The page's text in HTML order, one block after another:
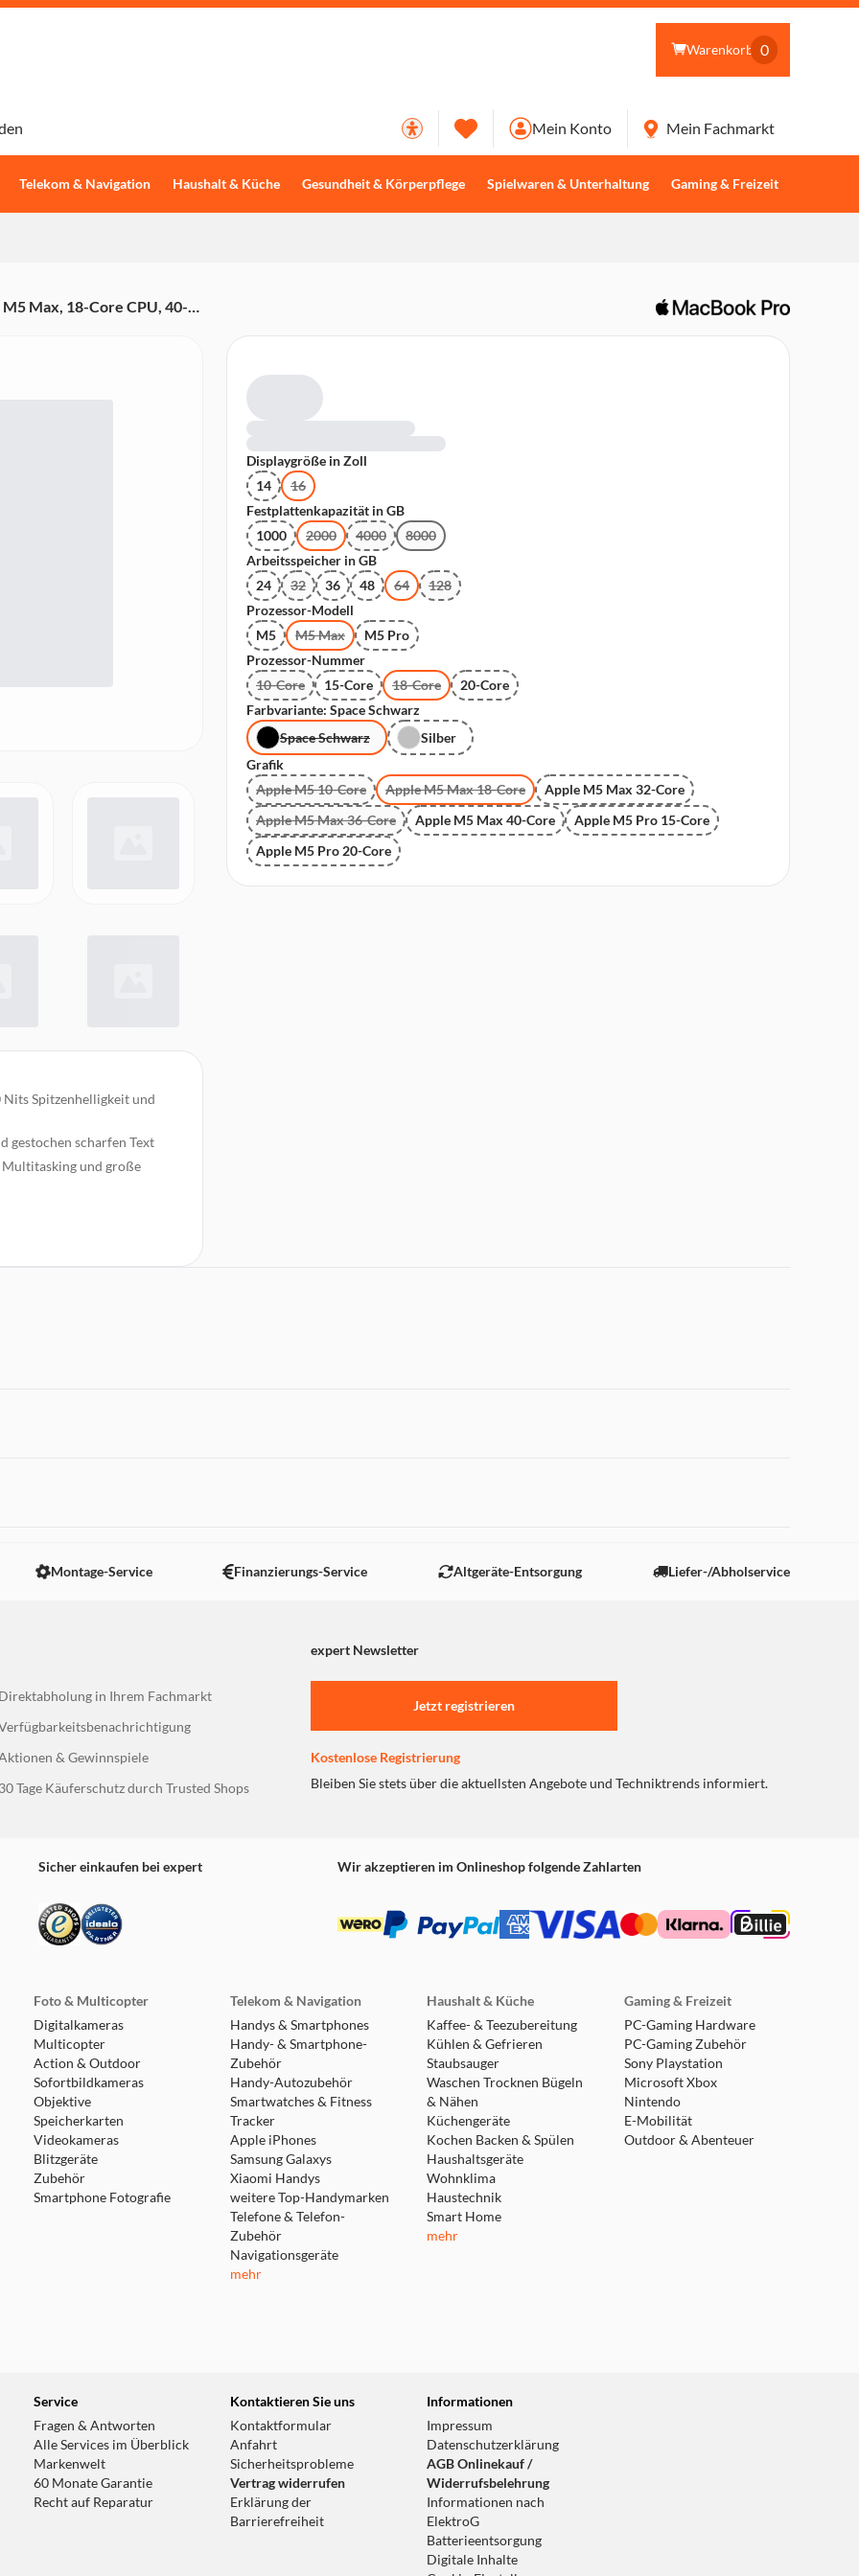
Warenkorb 0
Telekom & Navigation Haushalt & Küche Gesundheit & Körperpflege Spielwaren & Unterhaltung Gaming & Freizeit
Mein Konto Mein Fachmarkt
Max, 18-Core CPU, 40-
Spitzenhelligkeit und
gestochen scharfen Text
Multitasking und große
Anwendungen
CPU, GPU und Neural
Workflows
Displaygröße in Zoll
14
16
Festplattenkapazität in GB
1000
2000 4000
8000
Arbeitsspeicher in GB
24
32 36 48 64
128
Prozessor-Modell
M5
M5 Max
M5 Pro
Prozessor-Nummer
10-Core
15-Core 18-Core
20-Core
Farbvariante: Space Schwarz
Space Schwarz
Silber
Grafik
Apple M5 10-Core
Apple M5 Max 18-Core
Apple M5 Max 32-Core
Apple M5 Max 36-Core
Apple M5 Max 40-Core
Apple M5 Pro 15-Core
Apple M5 Pro 20-Core
Montage-Service Finanzierungs-Service Altgeräte-Entsorgung Liefer-/Abholservice
expert Newsletter
Direktabholung in Ihrem Fachmarkt
& Gewinnspiele
30 Tage Käuferschutz durch Trusted Shops
Jetzt registrieren
Kostenlose Registrierung
Bleiben Sie stets über die aktuellsten Angebote und Techniktrends informiert.
Sicher einkaufen bei expert Wir akzeptieren im Onlineshop folgende Zahlarten
Foto & Multicopter
Digitalkameras
Multicopter
Action & Outdoor
Sofortbildkameras
Objektive
Speicherkarten
Videokameras
Blitzgeräte
Zubehör
Smartphone Fotografie
Telekom & Navigation
Handys & Smartphones
Handy- & Smartphone-
Zubehör
Handy-Autozubehör
Smartwatches & Fitness
Tracker
Apple iPhones
Samsung Galaxys
Xiaomi Handys
weitere Top-Handymarken
Telefone & Telefon-
Zubehör
Navigationsgeräte
mehr
Haushalt & Küche
Kaffee- & Teezubereitung
Kühlen & Gefrieren
Staubsauger
Waschen Trocknen Bügeln
& Nähen
Küchengeräte
Kochen Backen & Spülen
Haushaltsgeräte
Wohnklima
Haustechnik
Smart Home
mehr
Gaming & Freizeit
PC-Gaming Hardware
PC-Gaming Zubehör
Sony Playstation
Microsoft Xbox
Nintendo
E-Mobilität
Outdoor & Abenteuer
Service
Fragen & Antworten
Alle Services im Überblick
Markenwelt
60 Monate Garantie
Recht auf Reparatur
Kontaktieren Sie uns
Kontaktformular
Anfahrt
Sicherheitsprobleme
Vertrag widerrufen
Erklärung der
Barrierefreiheit
Informationen
Impressum
Datenschutzerklärung
AGB Onlinekauf /
Widerrufsbelehrung
Informationen nach
ElektroG
Batterieentsorgung
Digitale Inhalte